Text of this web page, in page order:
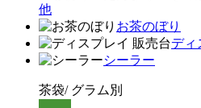
他
お茶のぼり
ディ
シーラー
茶袋/ グラム別